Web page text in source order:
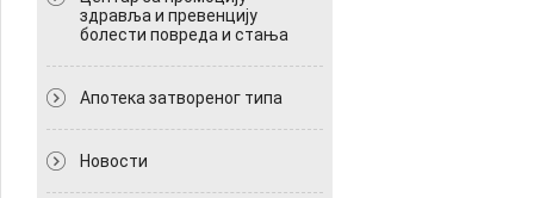
здравља и превенцију
болести повреда и стања
Апотека затвореног типа
Новости